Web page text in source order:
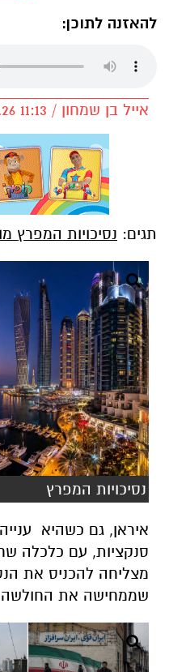
להאזנה לתוכן:
אייל בן שמחון / 11:13 21.05.26
תגים: נסיכויות המפרץ
נסיכויות המפרץ
איראן, גם כשהיא
סנקציות, עם כלכלה
מצליחה להכניס את
שממחישה את